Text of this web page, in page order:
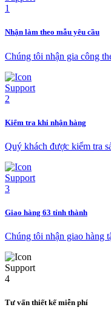
Nhận làm theo mẫu yêu cầu
Chúng tôi nhận gia công
Kiểm tra khi nhận hàng
Quý khách được kiểm tra
Giao hàng 63 tỉnh thành
Chúng tôi nhận giao hàng
Tư vấn thiết kế miễn phí